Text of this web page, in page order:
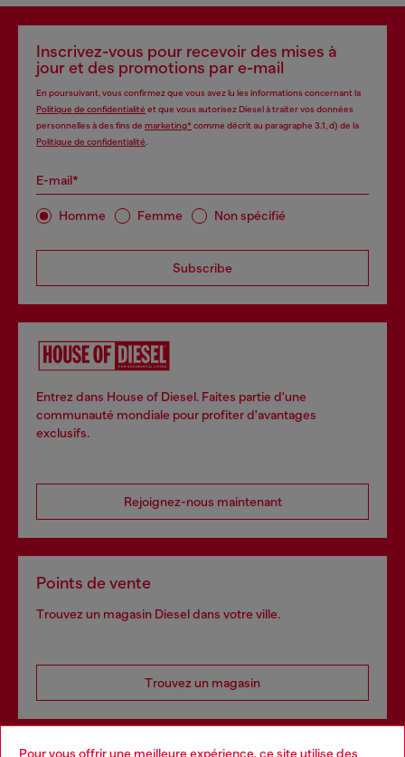
Pour vous offrir une meilleure expérience, ce site utilise des
Inscrivez-vous pour recevoir des mises à
jour et des promotions par e-mail
En poursuivant, vous confirmez que vous avez lu les informations concernant la
Politique de confidentialité et que vous autorisez Diesel à traiter vos données
personnelles à des fins de marketing*comme décrit au paragraphe 3.1, d) de la
Politique de confidentialité
E-mail*
Homme Femme Non spécifié
Subscribe
Entrez dans House of Diesel. Faites partie d'une
communauté mondiale pour profiter d'avantages
exclusifs.
Rejoignez-nous maintenant
Points de vente
Trouvez un magasin Diesel dans votre ville.
Trouvez un magasin